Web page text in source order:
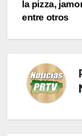
la pizza,
entre otros